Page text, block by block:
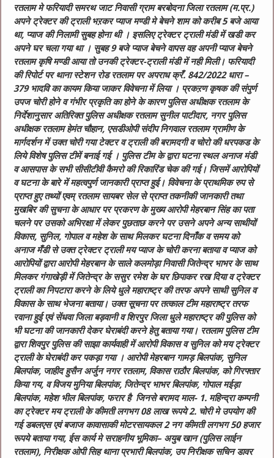
रतलाम मे फरियादी समरथ जाट निवासी ग्राम बरबोदना जिला रतलाम (म.प्र.)
अपने ट्रेक्टर की ट्राली भऱकर प्याज मण्डी मे बेचने शाम को करीब 5 बजे आया
था, प्याज की निलामी सुबह होना थी । इसलिए ट्रेक्टर ट्राली मंडी में खडी कर
अपने घर चला गया था । सुबह 9 बजे प्याज बेचने वापस वह अपनी प्याज बेचने
रतलाम कृषि मण्डी आया तो उनकी ट्रेक्टर-ट्राली मंडी में नही मिली। फरियादी
की रिपोर्ट पर थाना स्टेशन रोड रतलाम पर अपराध क्रँ. 842/2022 धारा –
379 भादवि का कायम किया जाकर विवेचना में लिया । प्रकऱण कृषक की संपुर्ण
उपज चोरी होने व गंभीर प्रकृति का होने के कारण पुलिस अधीक्षक रतलाम के
निर्देशानुसार अतिरिक्त पुलिस अधीक्षक रतलाम सुनील पाटीदार, नगर पुलिस
अधीक्षक रतलाम हेमंत चौहान, एसडीओपी संदीप निगवाल रतलाम ग्रामीण के
मार्गदर्शन में उक्त चोरी गया टेक्टर व ट्राली की बरामदगी व चोरो की धरपकड के
लिये विशेष पुलिस टीमें बनाई गई । पुलिस टीम के द्वारा घटना स्थल अनाज मंडी
व आसपास के सभी सीसीटीवी कैमरो की रिकारिंड चेक की गई। जिसमें आरोपियों
व घटना के बारे में महत्वपुर्ण जानकारी प्राप्त हुई। विवेचना के प्राथमिक रुप से
प्राप्त हुए तथ्यों एवम् रतलाम सायबर सेल से प्राप्त तकनीकी जानकारी तथा
मुखबिर की सुचना के आधार पर प्रकरण के मुख्य आरोपी मेहरबान सिंह का पता
चलने पर उसको अभिरक्षा में लेकर पुछताछ करने पर उसने अपने अन्य साथीयों
विकास, सुनिल, गोपाल व महेश के साथ मिलकर घटना दिनाँक व समय को
अनाज मँडी से उक्त ट्रेक्टर ट्राली मय प्याज के चोरी करना बताया व प्याज को
आरोपियों द्वारा आरोपी मेहरबान के साले कलमोड़ा निवासी जितेन्द्र भाभर के साथ
मिलकर गंगाखेड़ी में जितेन्द्र के ससुर रमेश के घर छिपाकर रख दिया व ट्रेक्टर
ट्राली का निपटारा करने के लिये धुले महाराष्ट्र की तरफ अपने साथी सुनिल व
विकास के साथ भेजना बताया। उक्त सूचना पर तत्काल टीम महाराष्ट्र तरफ
रवाना हुई एवं सेंधवा जिला बड़वानी व शिरपुर जिला धुले महाराष्ट्र की पुलिस को
भी घटना की जानकारी देकर घेराबंदी करने हेतु बताया गया। रतलाम पुलिस टीम
द्वारा शिवपुर पुलिस की साझा कार्यवाही में आरोपी विकास व सुनिल को मय ट्रेक्टर
ट्राली के घेराबंदी कर पकड़ा गया । आरोपी मेहरबान गामड़ बिलपांक, सुनिल
बिलपांक, जाहीद हुसैन अर्जुन नगर रतलाम, विकास राठौर बिलपांक, को गिरफ्तार
किया गय, व विजय मुनिया बिलपांक, जितेन्द्र भाभर बिलपांक, गोपाल मईड़ा
बिलपांक, महेश भील बिलपांक, फरार है जिनसे बरामद माल- 1. महिन्द्रा कम्पनी
का ट्रेक्टर मय ट्राली के कीमती लगभग 08 लाख रूपये 2. चोरी मे उपयोग की
गई डबलएस एवं बजाज कावासाकी मोटरसायकल 2 नग कीमती लगभग 50 हजार
रूपये बताया गया, ईस कार्य मे सराहनीय भूमिका– अयुब खान (पुलिस लाईन
रतलाम), निरीक्षक ओपी सिह थाना प्रभारी बिलपांक, उप निरीक्षक सचिन डावर